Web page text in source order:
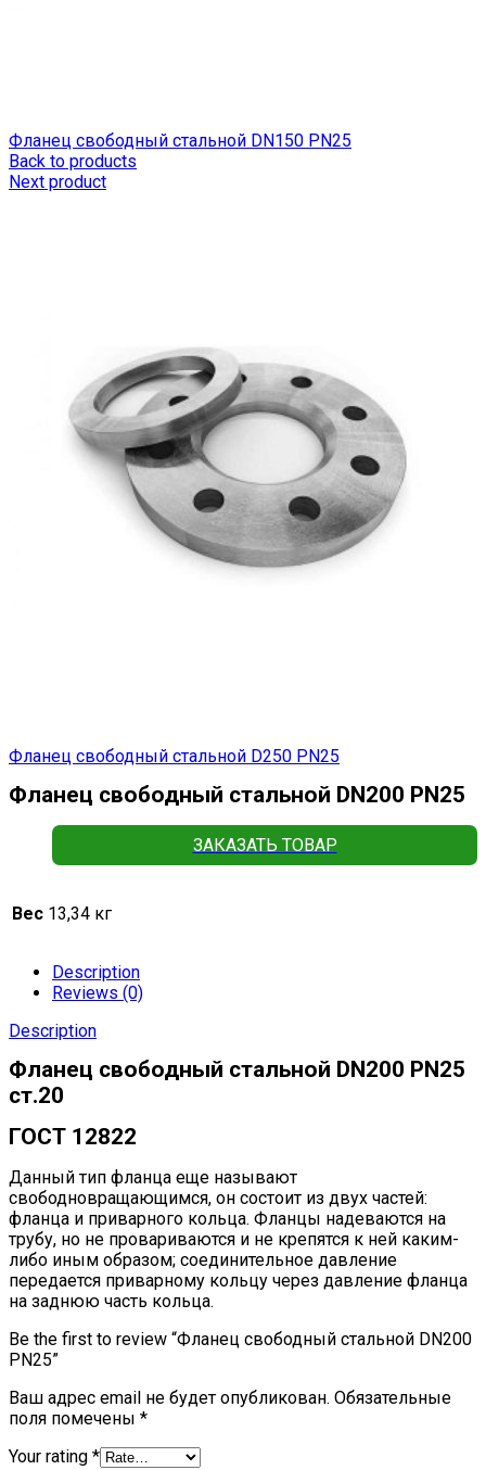
Фланец свободный стальной DN150 РN25
Back to products
Next product
Фланец свободный стальной D250 РN25
Фланец свободный стальной DN200 РN25
ЗАКАЗАТЬ ТОВАР
Вес 13,34 кг
Description
Reviews (0)
Description
Фланец свободный стальной DN200 РN25
ст.20
ГОСТ 12822
Данный тип фланца еще называют
свободновращающимся, он состоит из двух частей:
фланца и приварного кольца. Фланцы надеваются на
трубу, но не провариваются и не крепятся к ней каким-
либо иным образом; соединительное давление
передается приварному кольцу через давление фланца
на заднюю часть кольца.
Be the first to review “Фланец свободный стальной DN200
РN25”
Ваш адрес email не будет опубликован. Обязательные
поля помечены *
Your rating *